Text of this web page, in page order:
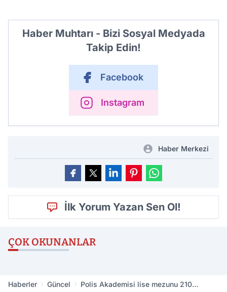
Haber Muhtarı - Bizi Sosyal Medyada
Takip Edin!
Facebook
Instagram
Haber Merkezi
İlk Yorum Yazan Sen Ol!
ÇOK OKUNANLAR
Haberler Güncel
Polis Akademisi lise mezunu 210